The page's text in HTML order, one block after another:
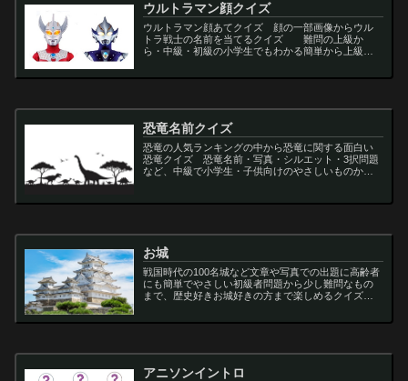
ウルトラマン顔クイズ
ウルトラマン顔あてクイズ 顔の一部画像からウル
トラ戦士の名前を当てるクイズ 難問の上級か
ら・中級・初級の小学生でもわかる簡単から上級者
恐竜名前クイズ
恐竜の人気ランキングの中から恐竜に関する面白い
恐竜クイズ 恐竜名前・写真・シルエット・3択問題
など、中級で小学生・子供向けのやさしいものから
サ...
お城
戦国時代の100名城など文章や写真での出題に高齢者
にも簡単でやさしい初級者問題から少し難問なもの
まで、歴史好きお城好きの方まで楽しめるクイズで
アニソンイントロ